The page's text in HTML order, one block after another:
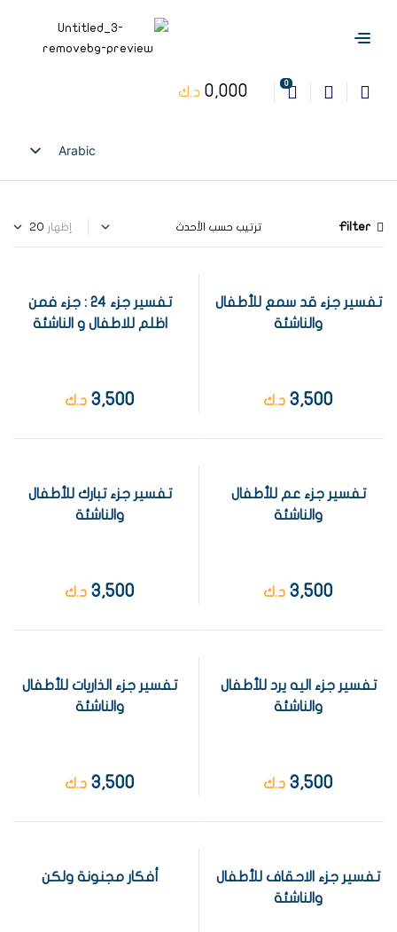
0
0,000 د.ك
Arabic
English
Filter إظهار
تفسير جزء قد سمع للأطفال
والناشئة
3,500 د.ك
تفسير جزء 24 : جزء فمن
اظلم للاطفال و الناشئة
3,500 د.ك
تفسير جزء عم للأطفال
والناشئة
3,500 د.ك
تفسير جزء تبارك للأطفال
والناشئة
3,500 د.ك
تفسير جزء اليه يرد للأطفال
والناشئة
3,500 د.ك
تفسير جزء الذاريات للأطفال
والناشئة
3,500 د.ك
تفسير جزء الاحقاف للأطفال
والناشئة
أفكار مجنونة ولكن